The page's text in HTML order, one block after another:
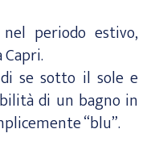
periodo estivo,
se sotto il sole e
di un bagno in
“blu”.